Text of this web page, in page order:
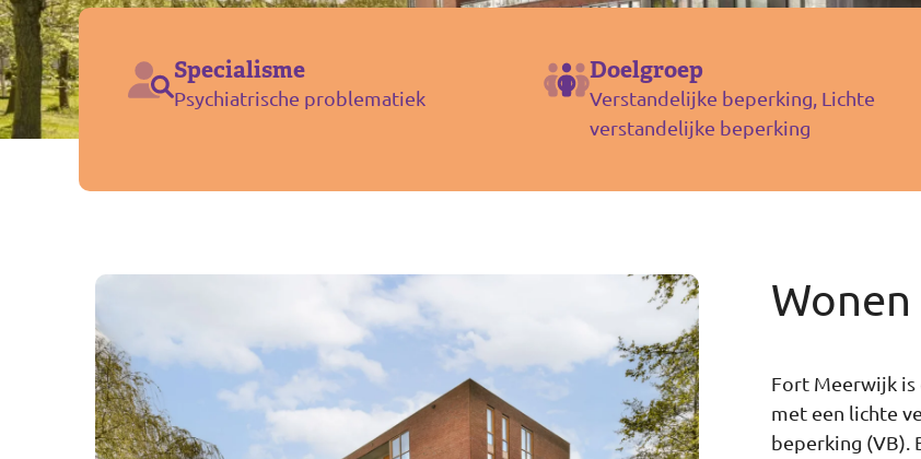
Specialisme
Psychiatrische problematiek
Doelgroep
Verstandelijke beperking, Lichte
verstandelijke beperking
Fort Meerwijk is
met een lichte
beperking (VB).